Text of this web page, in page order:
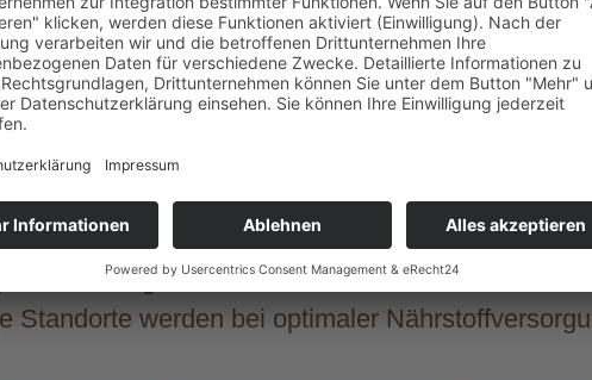
hoch
m hoch
halbschattige und luftfeuchte Standorte, dann
Standorte werden bei optimaler